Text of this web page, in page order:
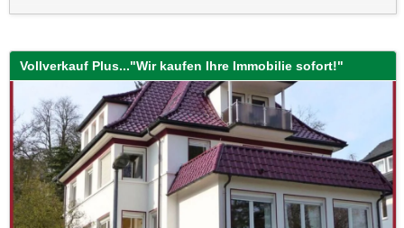
Vollverkauf Plus..."Wir kaufen Ihre Immobilie sofort!"